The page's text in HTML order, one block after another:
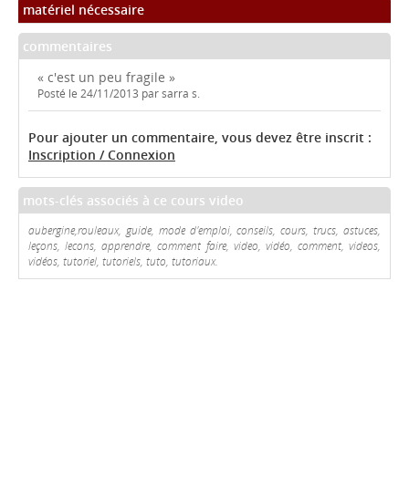
matériel nécessaire
commentaires
« c'est un peu fragile »
Posté le 24/11/2013 par sarra s.
Pour ajouter un commentaire, vous devez être inscrit :
Inscription / Connexion
mots-clés associés à ce cours video
aubergine,rouleaux, guide, mode d'emploi, conseils, cours, trucs, astuces,
leçons, lecons, apprendre, comment faire, video, vidéo, comment, videos,
vidéos, tutoriel, tutoriels, tuto, tutoriaux.